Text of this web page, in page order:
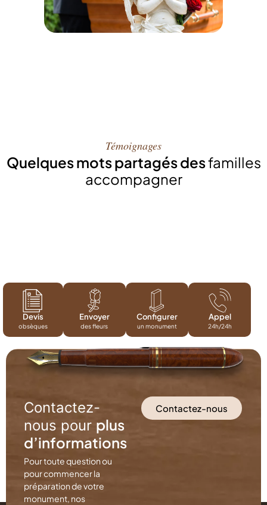
Témoignages
Quelques mots partagés desfamilles
accompagner
Devis
obsèques
Envoyer
des fleurs
Configurer
un monument
Appel
24h/24h
Contactez-
nous pour plus
d’informations
Pour toute question ou
pour commencer la
préparation de votre
monument, nos
Contactez-nous